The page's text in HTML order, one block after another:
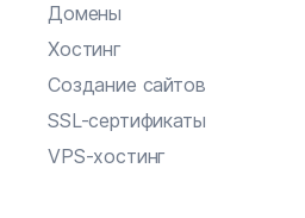
Домены
Хостинг
Создание сайтов
SSL-сертификаты
VPS-хостинг